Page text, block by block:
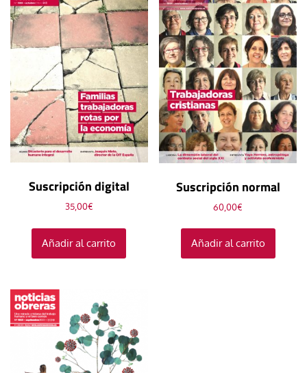
Suscripción digital
35,00€
Añadir al carrito
Suscripción normal
60,00€
Añadir al carrito